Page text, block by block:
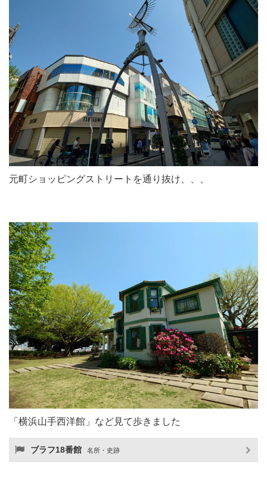
元町ショッピングストリートを通り抜け、、、
「横浜山手西洋館」など見て歩きました
ブラフ18番館 名所・史跡